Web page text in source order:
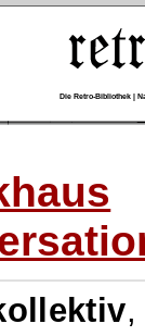
Die Retro-Bibliothek |